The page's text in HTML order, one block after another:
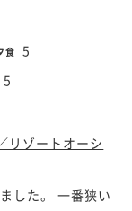
食 5
5
リゾートオーシ
した。 一番狭い